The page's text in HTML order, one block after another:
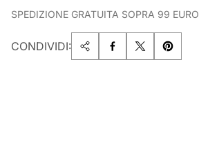
SPEDIZIONE GRATUITA SOPRA 99 EURO
CONDIVIDI: